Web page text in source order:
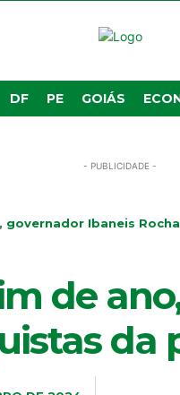
DF PE GOIÁS
- PUBLICIDADE -
governador Ibaneis
de
da